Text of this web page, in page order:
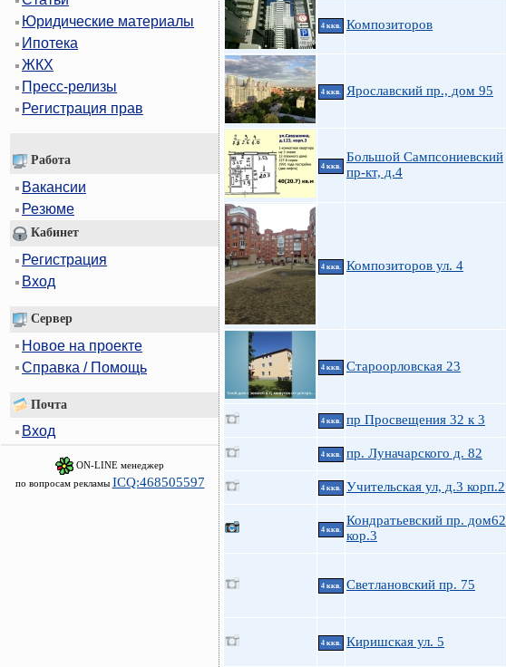
Юридические материалы
Ипотека
ЖКХ
Пресс-релизы
Регистрация прав
Работа
Вакансии
Резюме
Кабинет
Регистрация
Вход
Сервер
Новое на проекте
Справка / Помощь
Почта
Вход
ON-LINE менеджер
по вопросам рекламы ICQ:468505597
4 ккв. Композиторов
4 ккв. Ярославский пр., дом 95
4 ккв.
Большой Сампсониевский
пр-кт, д.4
4 ккв. Композиторов ул. 4
4 ккв. Староорловская 23
4 ккв. пр Просвещения 32 к 3
4 ккв. пр. Луначарского д. 82
4 ккв. Учительская ул, д.3 корп.2
4 ккв.
Кондратьевский пр. дом62
кор.3
4 ккв. Светлановский пр. 75
4 ккв. Киришская ул. 5